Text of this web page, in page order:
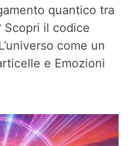
quantico tra
Scopri il codice
come un
e Emozioni